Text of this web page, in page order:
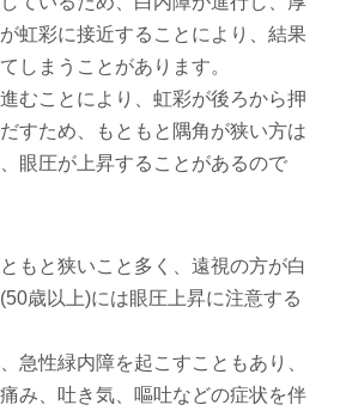
虹彩に接近することにより、結果
しまうことがあります。
むことにより、虹彩が後ろから押
すため、もともと隅角が狭い方は
眼圧が上昇することがあるので
もと狭いこと多く、遠視の方が白
歳以上)には眼圧上昇に注意する
急性緑内障を起こすこともあり、
み、吐き気、嘔吐などの症状を伴